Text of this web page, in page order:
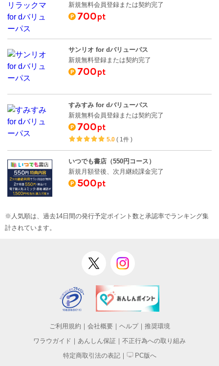
新規無料会員登録または契約完了
700pt
サンリオ for dバリューパス
新規無料登録または契約完了
700pt
すみすみ for dバリューパス
新規無料会員登録または契約完了
700pt
5.0( 1件 )
いつでも書店（550円コース）
新規月額登後、次月継続課金完了
500pt
※人気順は、過去14日間の発行予定ポイント数と承認率でランキング集
計されています。
ご利用規約 ｜ 会社概要｜ ヘルプ｜ 推奨環境
ワラウガイド ｜ あんしん保証 ｜ 不正行為への取り組み
特定商取引法の表記｜ PC版へ